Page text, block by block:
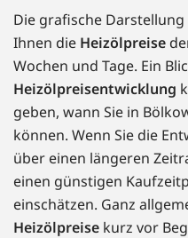
Die grafische
Ihnen die Heizölpreise
Wochen und Tage. Ein
Heizölpreisentwicklung
geben, wann Sie in
können. Wenn Sie die
über einen längeren
einen günstigen
einschätzen. Ganz
Heizölpreise kurz vor